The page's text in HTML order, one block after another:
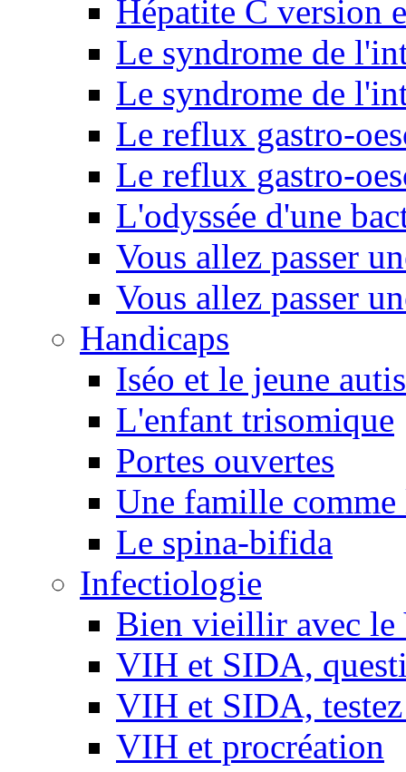
Hépatite C version
Le syndrome de
Le syndrome de
Le reflux gastro-
Le reflux gastro-
L'odyssée d'une
Vous allez passer
Vous allez passer
Handicaps
Iséo et le jeune
L'enfant trisomique
Portes ouvertes
Une famille comme
Le spina-bifida
Infectiologie
Bien vieillir avec
VIH et SIDA,
VIH et SIDA, testez
VIH et procréation